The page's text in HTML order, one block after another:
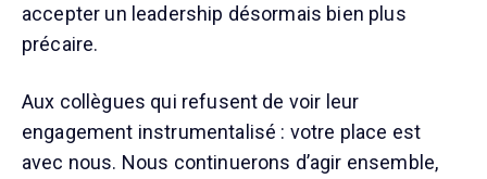
accepter un leadership désormais bien plus
précaire.
Aux collègues qui refusent de voir leur
engagement instrumentalisé : votre place est
avec nous. Nous continuerons d’agir ensemble,